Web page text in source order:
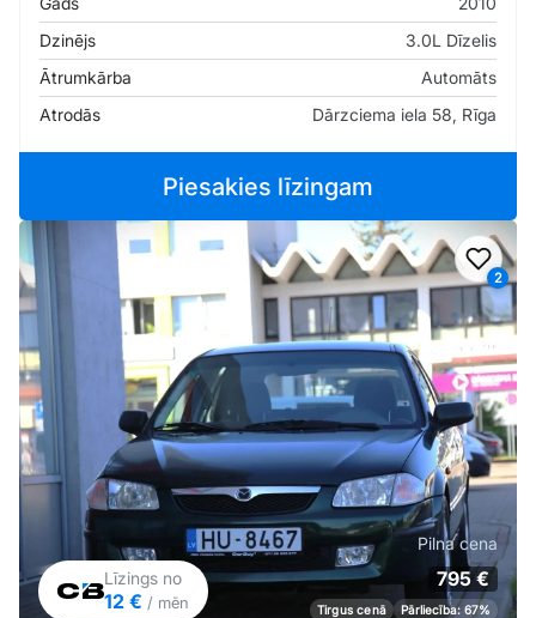
Dzinējs
3.0L Dīzelis
Ātrumkārba
Automāts
Atrodās
Dārzciema iela 58, Rīga
Piesakies līzingam
2
Līzings no
12 € / mēn
Pilna cena
795 €
Tirgus cenā Pārliecība: 67%